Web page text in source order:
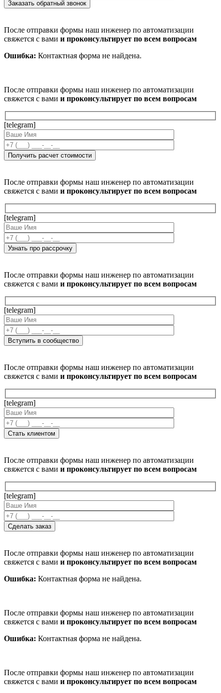
После отправки формы наш инженер по автоматизации
свяжется с вами и проконсультирует по всем вопросам
Ошибка: Контактная форма не найдена.
После отправки формы наш инженер по автоматизации
свяжется с вами и проконсультирует по всем вопросам
[telegram]
После отправки формы наш инженер по автоматизации
свяжется с вами и проконсультирует по всем вопросам
[telegram]
После отправки формы наш инженер по автоматизации
свяжется с вами и проконсультирует по всем вопросам
[telegram]
После отправки формы наш инженер по автоматизации
свяжется с вами и проконсультирует по всем вопросам
[telegram]
После отправки формы наш инженер по автоматизации
свяжется с вами и проконсультирует по всем вопросам
[telegram]
После отправки формы наш инженер по автоматизации
свяжется с вами и проконсультирует по всем вопросам
Ошибка: Контактная форма не найдена.
После отправки формы наш инженер по автоматизации
свяжется с вами и проконсультирует по всем вопросам
Ошибка: Контактная форма не найдена.
После отправки формы наш инженер по автоматизации
свяжется с вами и проконсультирует по всем вопросам